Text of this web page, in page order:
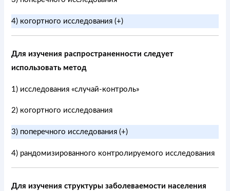
4) когортного исследования (+)
Для изучения распространенности следует
использовать метод
1) исследования «случай-контроль»
2) когортного исследования
3) поперечного исследования (+)
4) рандомизированного контролируемого исследования
Для изучения структуры заболеваемости населения